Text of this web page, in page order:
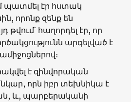
պատմել էր հստակ
որոնք զենք են
հաղորդել էր, որ
արգելված է
է զինվորական
որն իբր տեխնիկա է
և, պարբերականի